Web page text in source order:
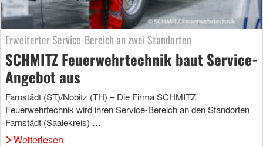
Erweiterter Service-Bereich an zwei Standorten
SCHMITZ Feuerwehrtechnik baut Service-
Angebot aus
Farnstädt (ST)/Nobitz (TH) – Die Firma SCHMITZ
Feuerwehrtechnik wird ihren Service-Bereich an den Standorten
Farnstädt (Saalekreis) …
Weiterlesen